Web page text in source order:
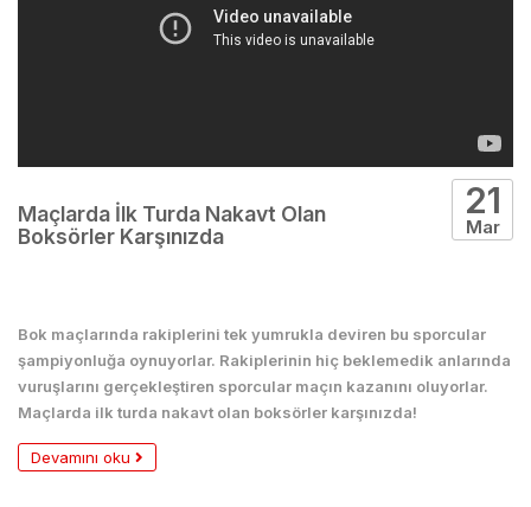
Maçlarda İlk Turda Nakavt Olan
Boksörler Karşınızda
21
Mar
Bok maçlarında rakiplerini tek yumrukla deviren bu sporcular
şampiyonluğa oynuyorlar. Rakiplerinin hiç beklemedik anlarında
vuruşlarını gerçekleştiren sporcular maçın kazanını oluyorlar.
Maçlarda ilk turda nakavt olan boksörler karşınızda!
Devamını oku